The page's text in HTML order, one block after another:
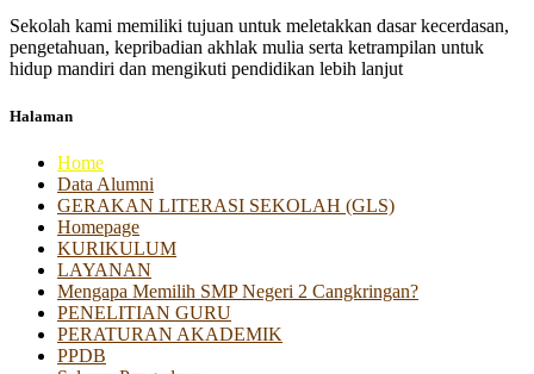
Sekolah kami memiliki tujuan untuk meletakkan dasar kecerdasan,
pengetahuan, kepribadian akhlak mulia serta ketrampilan untuk
hidup mandiri dan mengikuti pendidikan lebih lanjut
Halaman
Home
Data Alumni
GERAKAN LITERASI SEKOLAH (GLS)
Homepage
KURIKULUM
LAYANAN
Mengapa Memilih SMP Negeri 2 Cangkringan?
PENELITIAN GURU
PERATURAN AKADEMIK
PPDB